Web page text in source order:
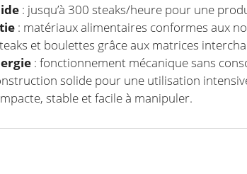
: jusqu’à 300 steaks/heure pour une
: matériaux alimentaires conformes aux
et boulettes grâce aux matrices
: fonctionnement mécanique sans
solide pour une utilisation
stable et facile à manipuler.